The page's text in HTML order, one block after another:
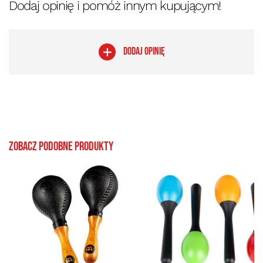
Dodaj opinię i pomóż innym kupującym!
DODAJ OPINIĘ
Zobacz podobne produkty